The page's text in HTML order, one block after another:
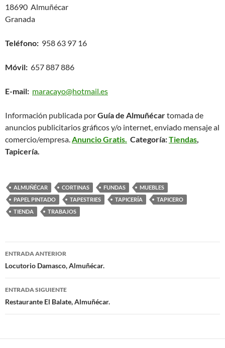
18690 Almuñécar
Granada
Teléfono: 958 63 97 16
Móvil: 657 887 886
E-mail: maracayo@hotmail.es
Información publicada porGuía de Almuñécartomada de
anuncios publicitarios gráficos y/o internet, enviado mensaje al
comercio/empresa. Anuncio Gratis. Categoría:Tiendas
Tapicería.
ALMUÑÉCAR CORTINAS FUNDAS
MUEBLES
PAPEL PINTADO
TAPESTRIES TAPICERÍA
TAPICERO
TIENDA
TRABAJOS
Navegación
de
entradas
ENTRADA ANTERIOR
Locutorio Damasco, Almuñécar.
ENTRADA SIGUIENTE
Restaurante El Balate, Almuñécar.